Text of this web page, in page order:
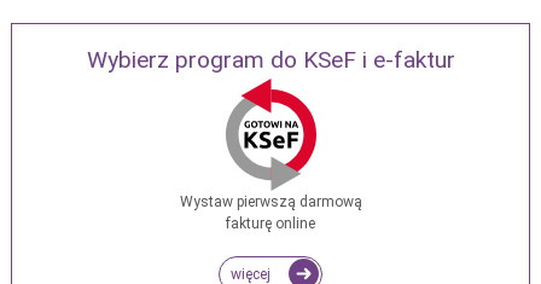
Wybierz program do KSeF i e-faktur
Wystaw pierwszą darmową
fakturę online
więcej